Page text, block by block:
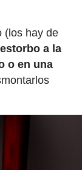
(los hay de
a la
o en una